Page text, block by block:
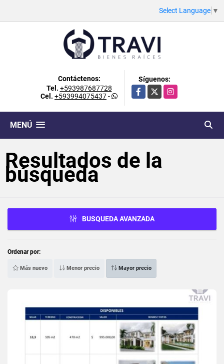
Select Language ▼
Contáctenos:
Tel. +593987687728
Cel. +593994075437-
Síguenos:
Facebook
X Instagram
MENÚ
Resultados de la
búsqueda
BUSQUEDA AVANZADA
Ordenar por:
Más nuevo Menor precio Mayor precio